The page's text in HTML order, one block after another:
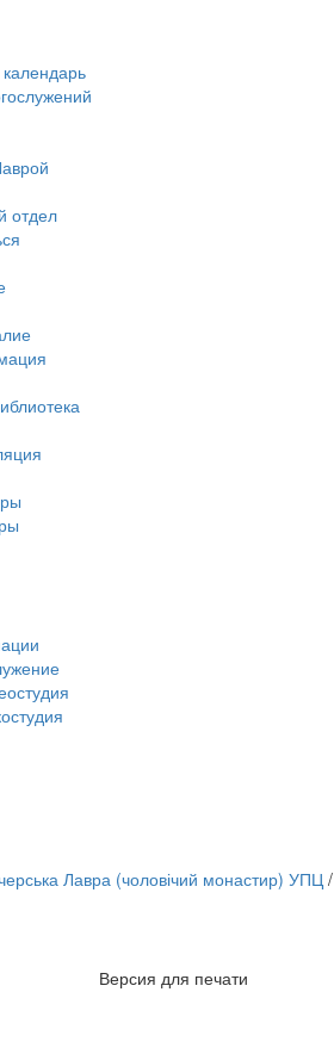
отдел
Лавра (чоловічий монастир) УПЦ/
Версия для печати